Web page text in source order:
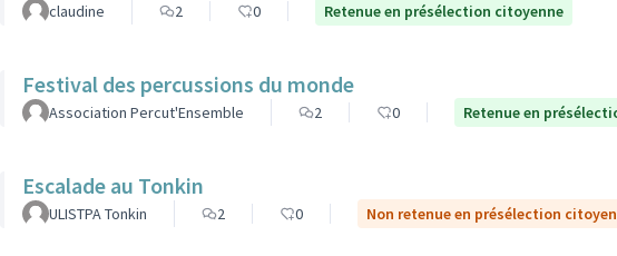
claudine 2 0 Retenue en présélection citoyenne
Festival des percussions du monde
Association Percut'Ensemble 2 0 Retenue en
Escalade au Tonkin
ULISTPA Tonkin 2 0 Non retenue en présélection